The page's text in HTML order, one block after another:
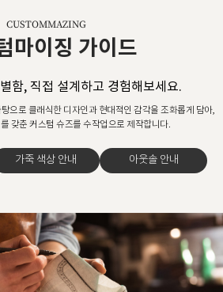
CUSTOMMAZING
마이징 가이드
함, 직접 설계하고 경험해보세요.
으로 클래식한 디자인과 현대적인 감각을 조화롭게 담아,
갖춘 커스텀 슈즈를 수작업으로 제작합니다.
가죽 색상 안내 아웃솔 안내